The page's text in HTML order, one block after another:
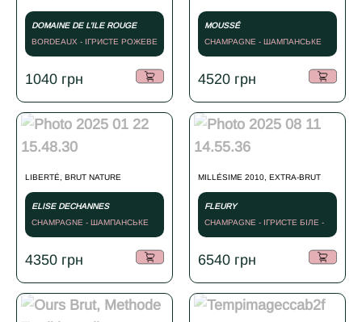
DOMAINE DE L’ILE ROUGE
BORDEAUX - ІГРИСТЕ РОЖЕВЕ
- 2020
1040 грн
MOUSSÉ
CHAMPAGNE - ШАМПАНСЬКЕ
БІЛЕ - 2019
4520 грн
LIBERTÉ, BRUT NATURE
ELISE DECHANNES
CHAMPAGNE - ШАМПАНСЬКЕ
БІЛЕ - 2020
4350 грн
MILLÉSIME 2010, EXTRA-BRUT
FLEURY
CHAMPAGNE - ІГРИСТЕ БІЛЕ -
2010
6540 грн